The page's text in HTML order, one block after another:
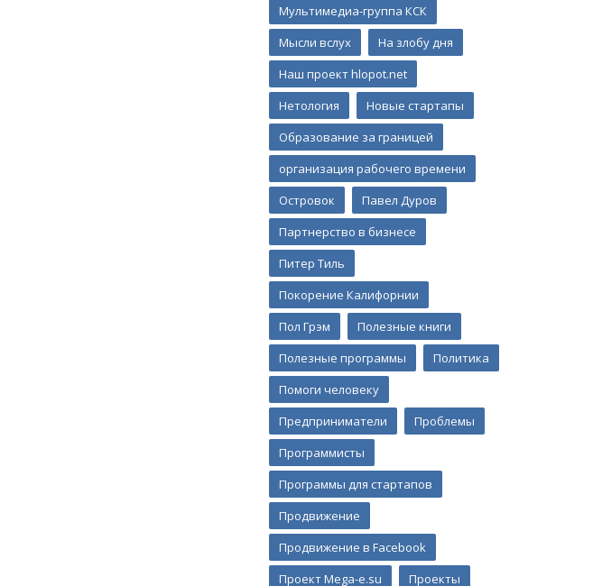
Мультимедиа-группа КСК
Мысли вслух
На злобу дня
Наш проект hlopot.net
Нетология
Новые стартапы
Образование за границей
организация рабочего времени
Островок
Павел Дуров
Партнерство в бизнесе
Питер Тиль
Покорение Калифорнии
Пол Грэм
Полезные книги
Полезные программы
Политика
Помоги человеку
Предприниматели
Проблемы
Программисты
Программы для стартапов
Продвижение
Продвижение в Facebook
Проект Mega-e.su
Проекты